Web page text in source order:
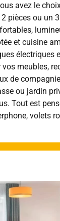
avez le
pièces ou un
et cuisine
électriques
meubles,
de
ou jardin
Tout est
volets